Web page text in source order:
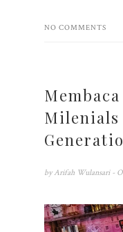
NO COMMENTS
by Arifah Wulansari -